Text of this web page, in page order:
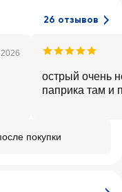
26 отзывов
острый очень
паприка там и
покупки